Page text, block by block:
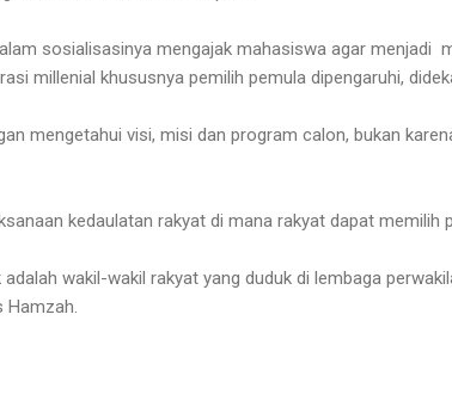
sosialisasinya mengajak mahasiswa agar menjadi
millenial khususnya pemilih pemula dipengaruhi,
mengetahui visi, misi dan program calon, bukan
kedaulatan rakyat di mana rakyat dapat memilih
wakil-wakil rakyat yang duduk di lembaga